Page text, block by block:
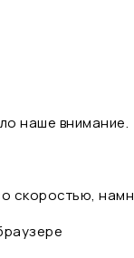
наше внимание.
скоростью,